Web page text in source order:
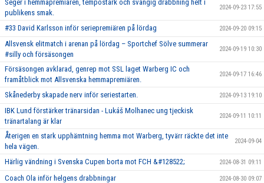
Seger i hemmapremiären, tempostark och svängig drabbning helt i
publikens smak.
2024-09-23 17:55
#33 David Karlsson inför seriepremiären på lördag 2024-09-20 09:15
Allsvensk elitmatch i arenan på lördag – Sportchef Sölve summerar
#silly och försäsongen
2024-09-19 10:30
Försäsongen avklarad, genrep mot SSL laget Warberg IC och
framåtblick mot Allsvenska hemmapremiären.
2024-09-17 16:46
Skånederby skapade nerv inför seriestarten. 2024-09-13 19:10
IBK Lund förstärker tränarsidan - Lukáš Molhanec ung tjeckisk
tränartalang är klar
2024-09-11 10:11
Återigen en stark upphämtning hemma mot Warberg, tyvärr räckte det inte
hela vägen.
2024-09-04
Härlig vändning i Svenska Cupen borta mot FCH &#128522; 2024-08-31 09:11
Coach Ola inför helgens drabbningar 2024-08-30 09:07